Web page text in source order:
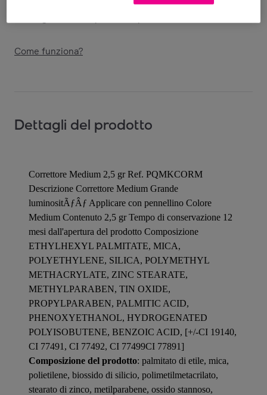
Come funziona?
Dettagli del prodotto
Correttore Medium 2,5 gr Ref. PQMKCORM
Descrizione Correttore Medium Grande
luminositÃƒÂƒ Applicare con pennellino Colore
Medium Contenuto 2,5 gr Tempo di conservazione 12
mesi dall'apertura del prodotto Composizione
ETHYLHEXYL PALMITATE, MICA,
POLYETHYLENE, SILICA, POLYMETHYL
METHACRYLATE, ZINC STEARATE,
METHYLPARABEN, TIN OXIDE,
PROPYLPARABEN, PALMITIC ACID,
PHENOXYETHANOL, HYDROGENATED
POLYISOBUTENE, BENZOIC ACID, [+/-CI 19140,
CI 77491, CI 77492, CI 77499CI 77891]
Composizione del prodotto: palmitato di etile, mica,
polietilene, biossido di silicio, polimetilmetacrilato,
stearato di zinco, metilparabene, ossido stannoso,